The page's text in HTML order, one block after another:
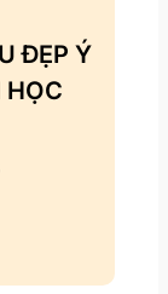
ĐẸP Ý
HỌC